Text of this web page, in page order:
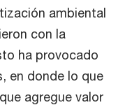
ambiental
con la
ha provocado
en donde lo que
agregue valor